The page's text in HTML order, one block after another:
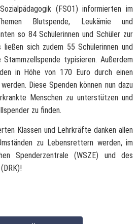
(FSO1) informierten im
Blutspende, Leukämie und
so 84 Schülerinnen und Schüler zur
ließen sich zudem 55 Schülerinnen und
typisieren. Außerdem
in Höhe von 170 Euro durch einen
Diese Spenden können nun dazu
Menschen zu unterstützen und
zu finden.
Klassen und Lehrkräfte danken allen
zu Lebensrettern werden, im
Spenderzentrale (WSZE) und des